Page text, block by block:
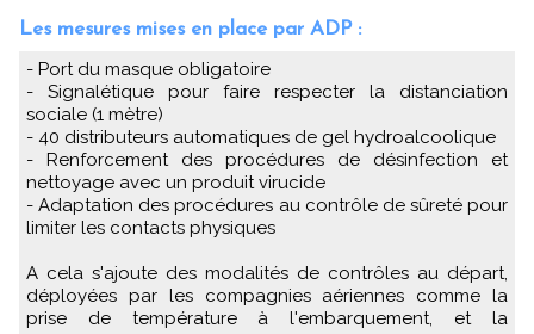
Les mesures mises en place par ADP :
- Port du masque obligatoire
- Signalétique pour faire respecter la distanciation
sociale (1 mètre)
- 40 distributeurs automatiques de gel hydroalcoolique
- Renforcement des procédures de désinfection et
nettoyage avec un produit virucide
- Adaptation des procédures au contrôle de sûreté pour
limiter les contacts physiques
A cela s'ajoute des modalités de contrôles au départ,
déployées par les compagnies aériennes comme la
prise de température à l'embarquement, et la